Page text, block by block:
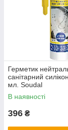
Герметик
санітарний
мл. Soudal
В наявності
396 ₴